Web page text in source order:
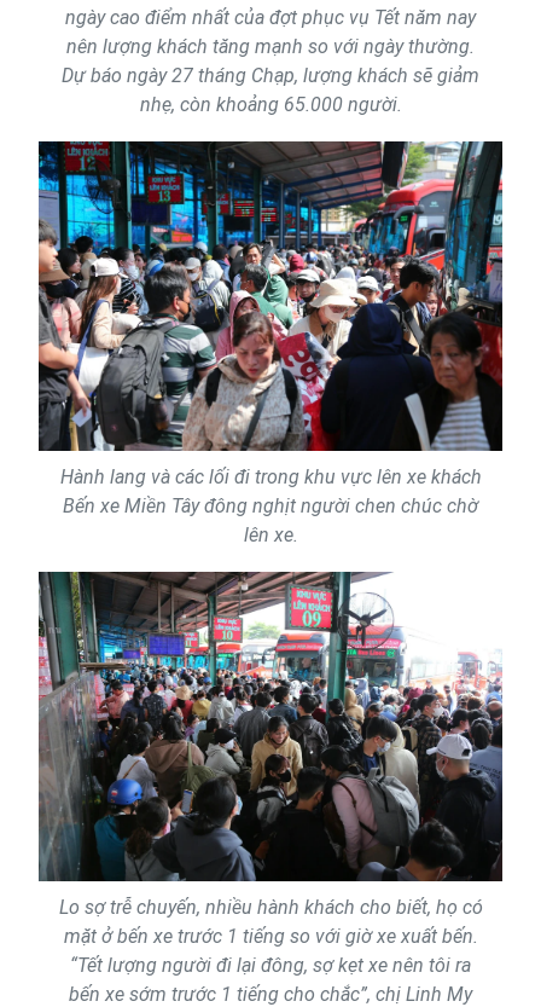
ngày cao điểm nhất của đợt phục vụ Tết năm nay
nên lượng khách tăng mạnh so với ngày thường.
Dự báo ngày 27 tháng Chạp, lượng khách sẽ giảm
nhẹ, còn khoảng 65.000 người.
Hành lang và các lối đi trong khu vực lên xe khách
Bến xe Miền Tây đông nghịt người chen chúc chờ
lên xe.
Lo sợ trễ chuyến, nhiều hành khách cho biết, họ có
mặt ở bến xe trước 1 tiếng so với giờ xe xuất bến.
“Tết lượng người đi lại đông, sợ kẹt xe nên tôi ra
bến xe sớm trước 1 tiếng cho chắc”, chị Linh My